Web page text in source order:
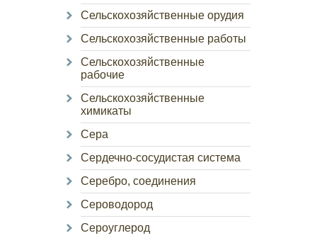
Сельскохозяйственные орудия
Сельскохозяйственные работы
Сельскохозяйственные
рабочие
Сельскохозяйственные
химикаты
Сера
Сердечно-сосудистая система
Серебро, соединения
Сероводород
Сероуглерод